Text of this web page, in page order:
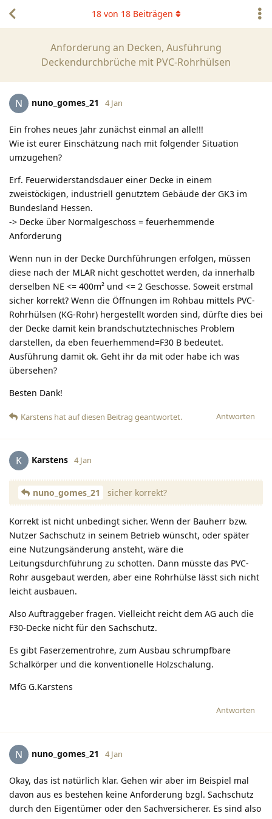
Anforderung an Decken, Ausführung
Deckendurchbrüche mit PVC-Rohrhülsen
18von 18Beiträgen
N nuno_gomes_21 4 Jan
Ein frohes neues Jahr zunächst einmal an alle!!!
Wie ist eurer Einschätzung nach mit folgender Situation
umzugehen?
Erf. Feuerwiderstandsdauer einer Decke in einem
zweistöckigen, industriell genutztem Gebäude der GK3 im
Bundesland Hessen.
-> Decke über Normalgeschoss = feuerhemmende
Anforderung
Wenn nun in der Decke Durchführungen erfolgen, müssen
diese nach der MLAR nicht geschottet werden, da innerhalb
derselben NE <= 400m² und <= 2 Geschosse. Soweit erstmal
sicher korrekt? Wenn die Öffnungen im Rohbau mittels PVC-
Rohrhülsen (KG-Rohr) hergestellt worden sind, dürfte dies bei
der Decke damit kein brandschutztechnisches Problem
darstellen, da eben feuerhemmend=F30 B bedeutet.
Ausführung damit ok. Geht ihr da mit oder habe ich was
übersehen?
Besten Dank!
Antworten
Karstens hatauf diesen Beitrag geantwortet.
K Karstens 4 Jan
nuno_gomes_21 sicher korrekt?
Korrekt ist nicht unbedingt sicher. Wenn der Bauherr bzw.
Nutzer Sachschutz in seinem Betrieb wünscht, oder später
eine Nutzungsänderung ansteht, wäre die
Leitungsdurchführung zu schotten. Dann müsste das PVC-
Rohr ausgebaut werden, aber eine Rohrhülse lässt sich nicht
leicht ausbauen.
Also Auftraggeber fragen. Vielleicht reicht dem AG auch die
F30-Decke nicht für den Sachschutz.
Es gibt Faserzementrohre, zum Ausbau schrumpfbare
Schalkörper und die konventionelle Holzschalung.
MfG G.Karstens
Antworten
N nuno_gomes_21 4 Jan
Okay, das ist natürlich klar. Gehen wir aber im Beispiel mal
davon aus es bestehen keine Anforderung bzgl. Sachschutz
durch den Eigentümer oder den Sachversicherer. Es sind also